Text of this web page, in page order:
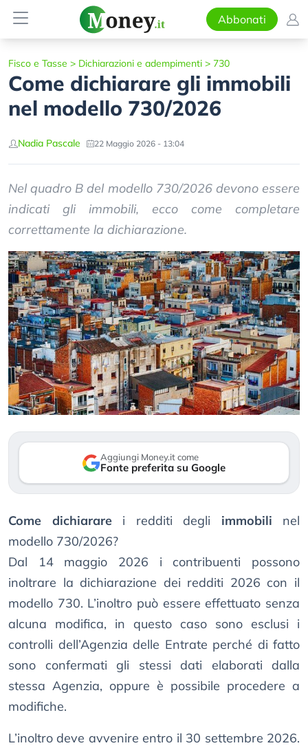
Abbonati
Fisco e Tasse > Dichiarazioni e adempimenti > 730
Come dichiarare gli immobili
nel modello 730/2026
Nadia Pascale 22 Maggio 2026 - 13:04
Nel quadro B del modello 730/2026 devono essere
indicati gli immobili, ecco come completare
correttamente la dichiarazione.
Aggiungi Money.it come
Fonte preferita su Google
Come dichiararei redditi degli immobili nel
modello 730/2026?
Dal 14 maggio 2026 i contribuenti possono
inoltrare la dichiarazione dei redditi 2026 con il
modello 730. L’inoltro può essere effettuato senza
alcuna modifica, in questo caso sono esclusi i
controlli dell’Agenzia delle Entrate perché di fatto
sono confermati gli stessi dati elaborati dalla
stessa Agenzia, oppure è possibile procedere a
modifiche.
L’inoltro deve avvenire entro il 30 settembre 2026.